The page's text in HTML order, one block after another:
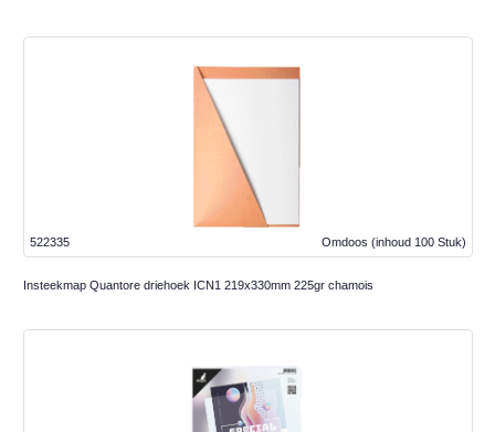
Omdoos (inhoud 100 Stuk)
522335
Insteekmap Quantore driehoek ICN1 219x330mm 225gr chamois